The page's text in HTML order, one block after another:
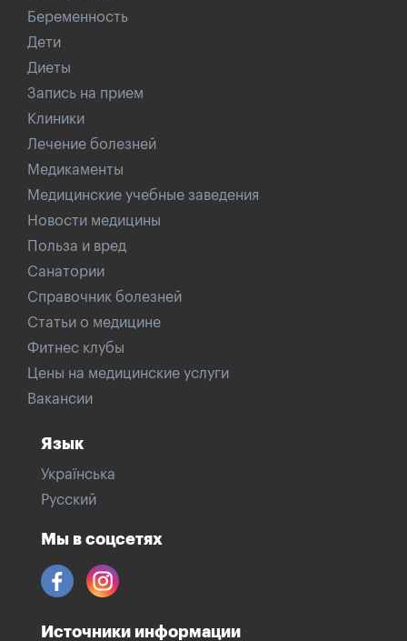
Беременность
Дети
Диеты
Запись на прием
Клиники
Лечение болезней
Медикаменты
Медицинские учебные заведения
Новости медицины
Польза и вред
Санатории
Справочник болезней
Статьи о медицине
Фитнес клубы
Цены на медицинские услуги
Вакансии
Язык
Українська
Русский
Мы в соцсетях
Источники информации